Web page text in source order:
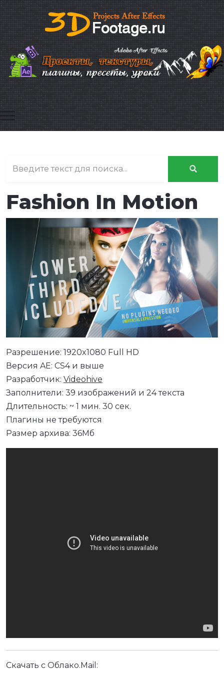
Mobile Menu Toggle
Fashion In Motion
Разрешение: 1920x1080 Full HD
Версия AE: CS4 и выше
Разработчик: Videohive
Заполнители: 39 изображений и 24 текста
Длительность: ~ 1 мин. 30 сек.
Плагины не требуются
Размер архива: 36Мб
Скачать с Облако.Mail: